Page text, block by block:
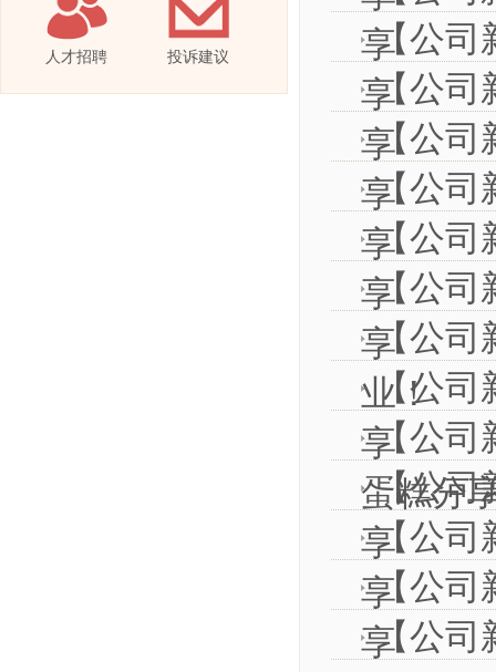
人才招聘 投诉建议
享
【公司
享
【公司
享
【公司
享
【公司
享
【公司
享
【公司
享
【公司
业！
【公司
享
【公司
蛋糕分
【公司
享
【公司
享
【公司
享
【公司